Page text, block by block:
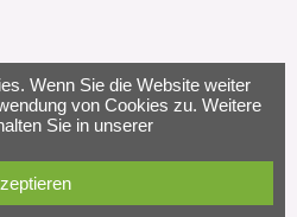
Wenn Sie die Website weiter
von Cookies zu. Weitere
Sie in unserer